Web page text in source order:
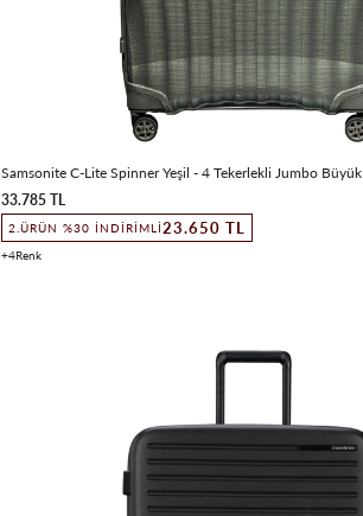
Samsonite C-Lite Spinner Yeşil - 4 Tekerlekli Jumbo
33.785 TL
2.ÜRÜN %30 İNDIRIMLI23.650 TL
4